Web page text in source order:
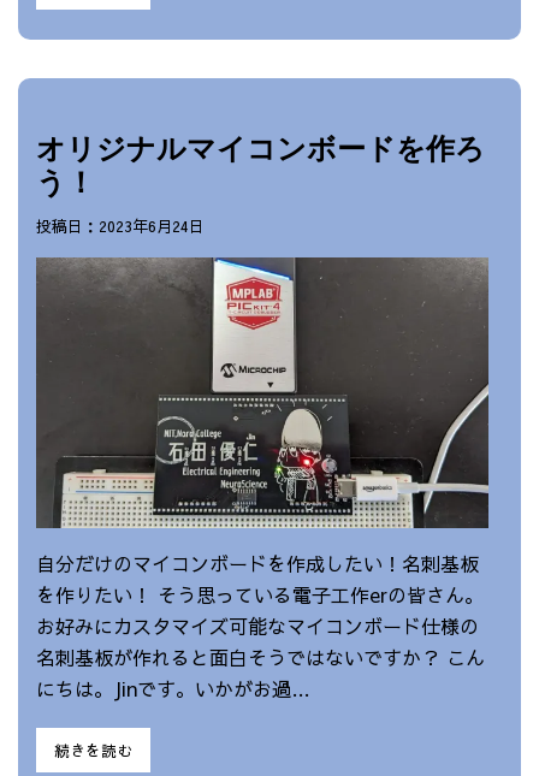
オリジナルマイコンボードを作ろ
う！
投稿日：2023年6月24日
自分だけのマイコンボードを作成したい！名刺基板
を作りたい！ そう思っている電子工作erの皆さん。
お好みにカスタマイズ可能なマイコンボード仕様の
名刺基板が作れると面白そうではないですか？ こん
にちは。Jinです。いかがお過…
続きを読む